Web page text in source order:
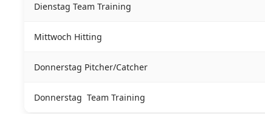
Dienstag Team Training
Mittwoch Hitting
Donnerstag Pitcher/Catcher
Donnerstag Team Training